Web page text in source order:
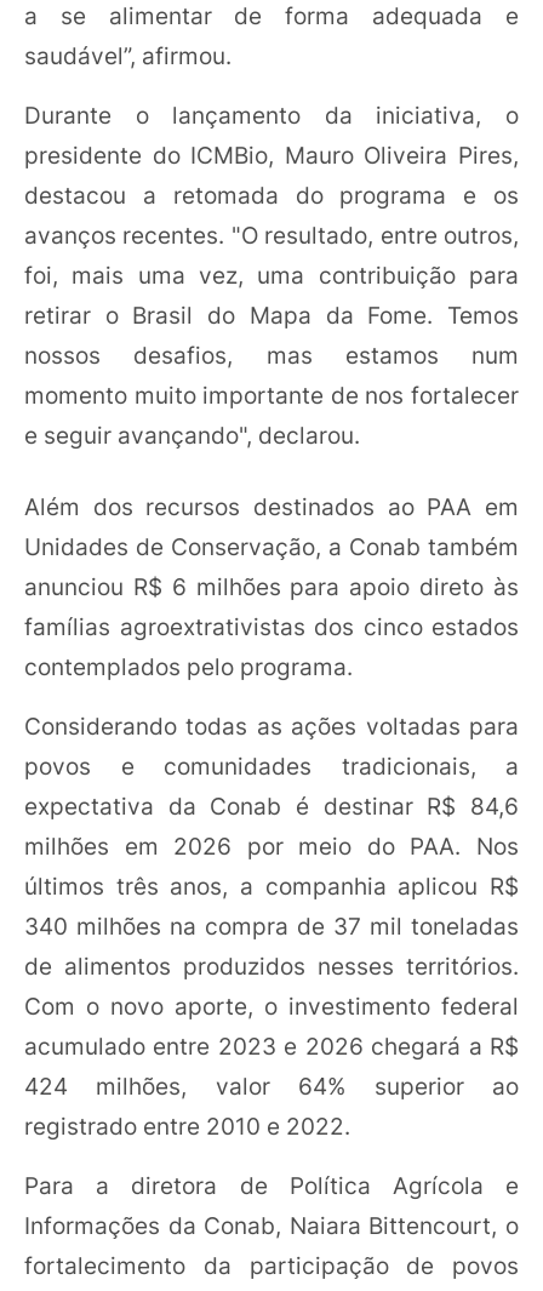
a se alimentar de forma adequada e
saudável”, afirmou.
Durante o lançamento da iniciativa, o
presidente do ICMBio, Mauro Oliveira Pires,
destacou a retomada do programa e os
avanços recentes. "O resultado, entre outros,
foi, mais uma vez, uma contribuição para
retirar o Brasil do Mapa da Fome. Temos
nossos desafios, mas estamos num
momento muito importante de nos fortalecer
e seguir avançando", declarou.
Além dos recursos destinados ao PAA em
Unidades de Conservação, a Conab também
anunciou R$ 6 milhões para apoio direto às
famílias agroextrativistas dos cinco estados
contemplados pelo programa.
Considerando todas as ações voltadas para
povos e comunidades tradicionais, a
expectativa da Conab é destinar R$ 84,6
milhões em 2026 por meio do PAA. Nos
últimos três anos, a companhia aplicou R$
340 milhões na compra de 37 mil toneladas
de alimentos produzidos nesses territórios.
Com o novo aporte, o investimento federal
acumulado entre 2023 e 2026 chegará a R$
424 milhões, valor 64% superior ao
registrado entre 2010 e 2022.
Para a diretora de Política Agrícola e
Informações da Conab, Naiara Bittencourt, o
fortalecimento da participação de povos